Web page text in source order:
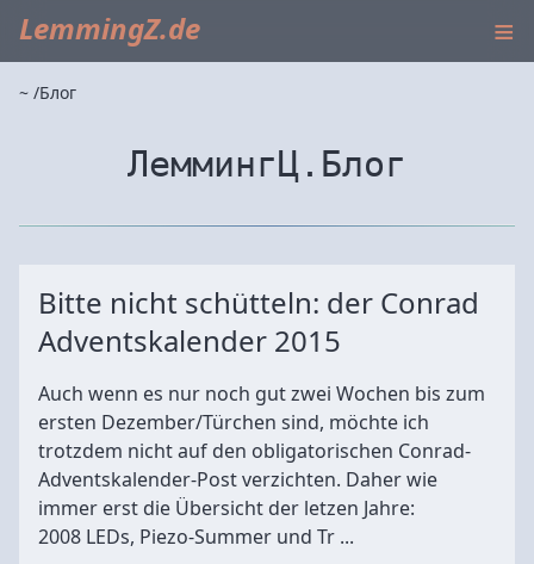
LemmingZ.de ≡
~ Блог
ЛеммингЦ.Блог
Bitte nicht schütteln: der Conrad
Adventskalender 2015
Auch wenn es nur noch gut zwei Wochen bis zum
ersten Dezember/Türchen sind, möchte ich
trotzdem nicht auf den obligatorischen Conrad-
Adventskalender-Post verzichten. Daher wie
immer erst die Übersicht der letzen Jahre:
2008 LEDs, Piezo-Summer und Tr ...